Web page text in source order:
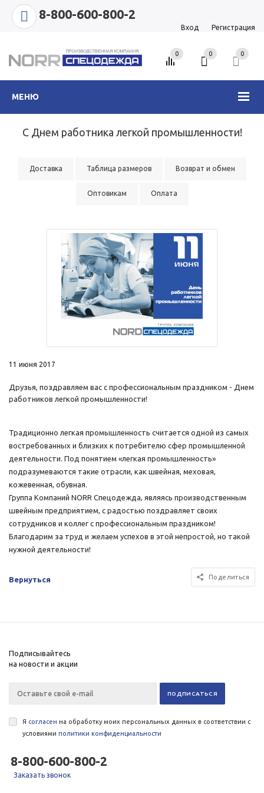
8-800-600-800-2
Вход Регистрация
МЕНЮ
0 0
0
С Днем работника легкой промышленности!
Доставка Таблица размеров Возврат и обмен
Оптовикам Оплата
11 июня 2017
Друзья, поздравляем вас с профессиональным праздником - Днем
работников легкой промышленности!
Традиционно легкая промышленность считается одной из самых
востребованных и близких к потребителю сфер промышленной
деятельности. Под понятием «легкая промышленность»
подразумеваются такие отрасли, как швейная, меховая,
кожевенная, обувная.
Группа Компаний NORR Спецодежда, являясь производственным
швейным предприятием, с радостью поздравляет своих
сотрудников и коллег с профессиональным праздником!
Благодарим за труд и желаем успехов в этой непростой, но такой
нужной деятельности!
Вернуться Поделиться
Подписывайтесь
на новости и акции
Я согласен на обработку моих персональных данных в соответствии с
условиями политики конфиденциальности
8-800-600-800-2
Заказать звонок